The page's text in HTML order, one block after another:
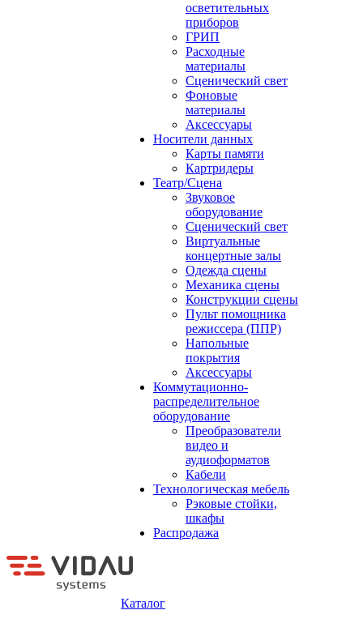
осветительных
приборов
ГРИП
Расходные
материалы
Сценический свет
Фоновые
материалы
Аксессуары
Носители данных
Карты памяти
Картридеры
Театр/Сцена
Звуковое
оборудование
Сценический свет
Виртуальные
концертные залы
Одежда сцены
Механика сцены
Конструкции сцены
Пульт помощника
режиссера (ППР)
Напольные
покрытия
Аксессуары
Коммутационно-
распределительное
оборудование
Преобразователи
видео и
аудиоформатов
Кабели
Технологическая мебель
Рэковые стойки,
шкафы
Распродажа
Каталог